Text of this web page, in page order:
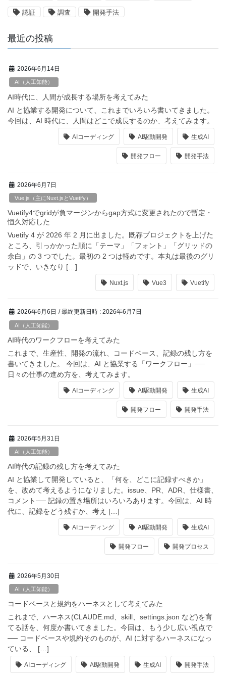
認証 調査 開発手法
最近の投稿
2026年6月14日
AI（人工知能）
AI時代に、人間が成長する場所を考えてみた
AI と協業する開発について、これまでいろいろ書いてきました。
今回は、AI 時代に、人間はどこで成長するのか、考えてみます。
AIコーディング AI駆動開発 生成AI
開発フロー 開発手法
2026年6月7日
Vue.js（主にNuxt.jsとVuetify）
Vuetify4でgridが負マージンからgap方式に変更されたので暫定・
恒久対応した
Vuetify 4 が 2026 年 2 月に出ました。既存プロジェクトを上げた
ところ、引っかかった順に「テーマ」「フォント」「グリッドの
余白」の 3 つでした。最初の 2 つは軽めです。本丸は最後のグリ
ッドで、いきなり […]
Nuxt.js Vue3 Vuetify
2026年6月6日 / 最終更新日時 : 2026年6月7日
AI（人工知能）
AI時代のワークフローを考えてみた
これまで、生産性、開発の流れ、コードベース、記録の残し方を
書いてきました。 今回は、AI と協業する「ワークフロー」──
日々の仕事の進め方を、考えてみます。
AIコーディング AI駆動開発 生成AI
開発フロー 開発手法
2026年5月31日
AI（人工知能）
AI時代の記録の残し方を考えてみた
AI と協業して開発していると、「何を、どこに記録すべきか」
を、改めて考えるようになりました。issue、PR、ADR、仕様書、
コメント── 記録の置き場所はいろいろあります。今回は、AI 時
代に、記録をどう残すか、考え […]
AIコーディング AI駆動開発 生成AI
開発フロー 開発プロセス
2026年5月30日
AI（人工知能）
コードベースと規約をハーネスとして考えてみた
これまで、ハーネス(CLAUDE.md、skill、settings.json など)を育
てる話を、何度か書いてきました。今回は、もう少し広い視点で
── コードベースや規約そのものが、AI に対するハーネスになっ
ている、 […]
AIコーディング AI駆動開発 生成AI 開発手法